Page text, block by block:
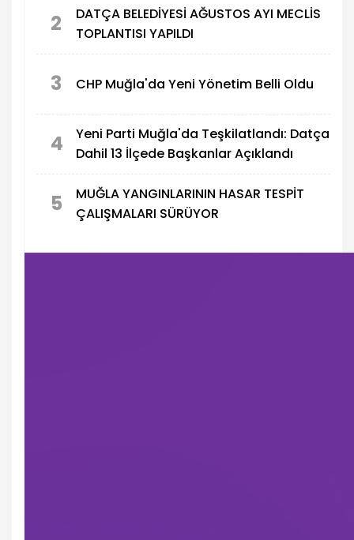
2
DATÇA BELEDİYESİ AĞUSTOS AYI MECLİS
TOPLANTISI YAPILDI
3 CHP Muğla'da Yeni Yönetim Belli Oldu
4
Yeni Parti Muğla'da Teşkilatlandı: Datça
Dahil 13 İlçede Başkanlar Açıklandı
5
MUĞLA YANGINLARININ HASAR TESPİT
ÇALIŞMALARI SÜRÜYOR